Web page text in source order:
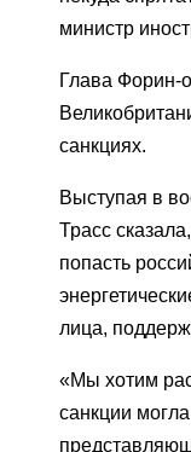
министр
Глава Форин-
санкциях.
Выступая в
Трасс
попасть
лица,
«Мы хотим
санкции